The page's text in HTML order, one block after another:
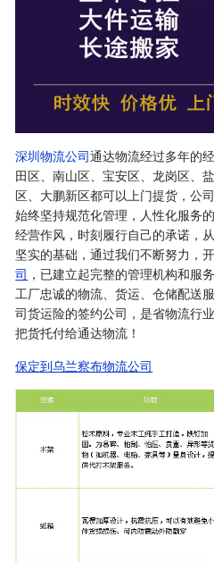
深圳物流公司通达物流经过多年的
田区、南山区、宝安区、龙岗区、
区、大鹏新区都可以上门提货，公
始终坚持规范化管理，人性化服务
经营作风，时刻履行自己的承诺，
坚实的基础，通过我们不断努力，
司 ，已建立起完整的管理机构和服
工厂忠诚的物流、货运、仓储配送
司货运险的签约公司，是省物流行
把货托付给通达物流！
保定到乌兰察布物流公司